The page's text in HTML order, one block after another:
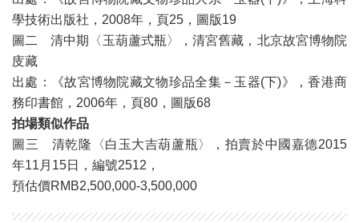
學技術出版社，2008年，頁25，圖版19
圖二 清中期〈玉葫蘆式瓶〉，清宮舊藏，北京故宮博物院
庋藏
出處：《故宮博物院藏文物珍品全集－玉器(下)》，香港商
務印書館，2006年，頁80，圖版68
拍場類似作品
圖三 清乾隆〈白玉大吉葫蘆瓶〉，​拍賣於中國嘉德2015
年11月15日，編號​2512，
預估價RMB​2,500,000-3,500,000